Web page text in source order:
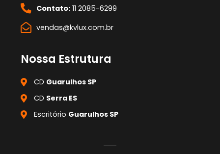
Contato:11 2085-6299
vendas@kvlux.com.br
Nossa Estrutura
CD Guarulhos SP
CD Serra ES
Escritório Guarulhos SP